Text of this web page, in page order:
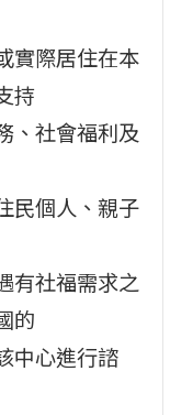
實際居住在本
持
、社會福利及
民個人、親子
有社福需求之
的
中心進行諮